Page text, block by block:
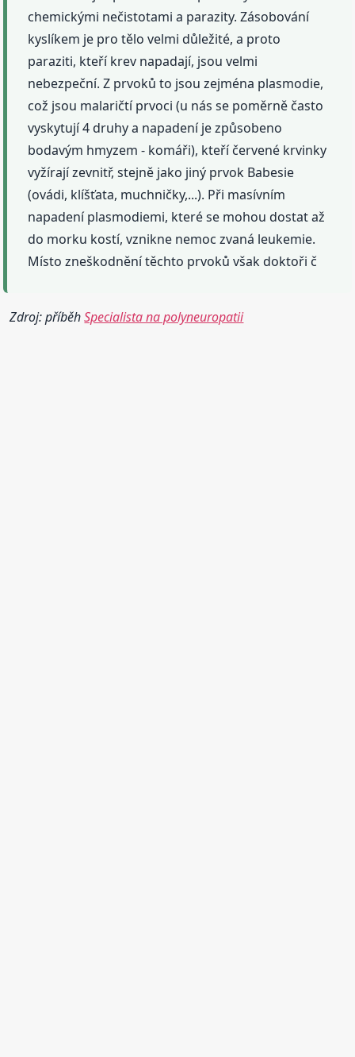
chemickými nečistotami a parazity. Zásobování
kyslíkem je pro tělo velmi důležité, a proto
paraziti, kteří krev napadají, jsou velmi
nebezpeční. Z prvoků to jsou zejména plasmodie,
což jsou malaričtí prvoci (u nás se poměrně často
vyskytují 4 druhy a napadení je způsobeno
bodavým hmyzem - komáři), kteří červené krvinky
vyžírají zevnitř, stejně jako jiný prvok Babesie
(ovádi, klíšťata, muchničky,...). Při masívním
napadení plasmodiemi, které se mohou dostat až
do morku kostí, vznikne nemoc zvaná leukemie.
Místo zneškodnění těchto prvoků však doktoři č
Zdroj: příběhSpecialista na polyneuropatii